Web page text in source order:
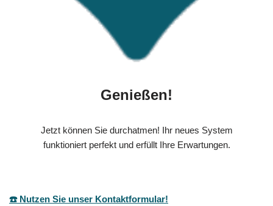
Genießen!
Jetzt können Sie durchatmen! Ihr neues System
funktioniert perfekt und erfüllt Ihre Erwartungen.
☎️ Nutzen Sie unser Kontaktformular!